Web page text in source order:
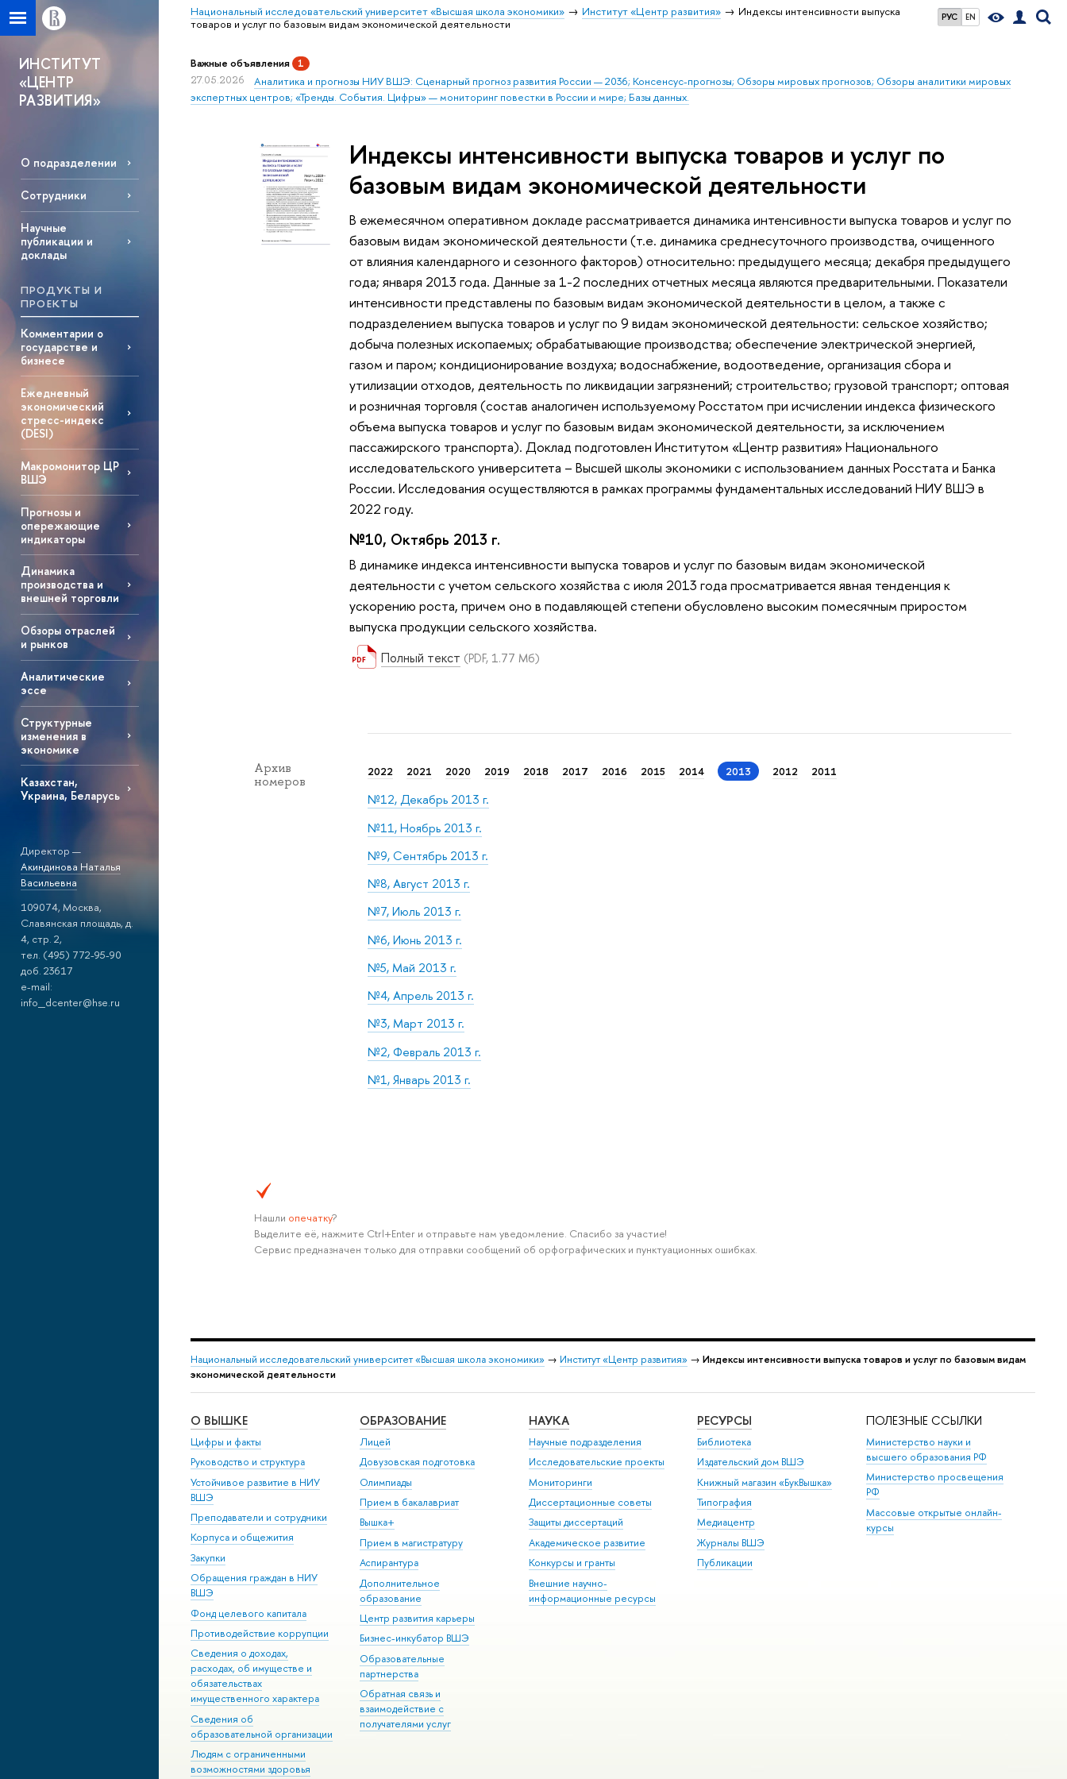
РУС EN
Национальный исследовательский университет «Высшая школа экономики» Институт «Центр развития»
Индексы интенсивности выпуска
товаров и услуг по базовым видам экономической деятельности
ИНСТИТУТ
«ЦЕНТР
РАЗВИТИЯ»
О подразделении
Сотрудники
Научные
публикации и
доклады
ПРОДУКТЫ И
ПРОЕКТЫ
Комментарии о
государстве и
бизнесе
Ежедневный
экономический
стресс-индекс
(DESI)
Макромонитор ЦР
ВШЭ
Прогнозы и
опережающие
индикаторы
Динамика
производства и
внешней торговли
Обзоры отраслей
и рынков
Аналитические
эссе
Структурные
изменения в
экономике
Казахстан,
Украина, Беларусь
Директор —
Акиндинова Наталья
Васильевна
109074, Москва,
Славянская площадь, д.
4, стр. 2,
тел. (495) 772-95-90
доб. 23617
e-mail:
info_dcenter@hse.ru
Важные объявления 1
27.05.2026
Аналитика и прогнозы НИУ ВШЭ: Сценарный прогноз развития России — 2036; Консенсус-прогнозы; Обзоры мировых прогнозов; Обзоры аналитики мировых
экспертных центров; «Тренды. События. Цифры» — мониторинг повестки в России и мире; Базы данных.
Индексы интенсивности выпуска товаров и услуг по
базовым видам экономической деятельности
В ежемесячном оперативном докладе рассматривается динамика интенсивности выпуска товаров и услуг по
базовым видам экономической деятельности (т.е. динамика среднесуточного производства, очищенного
от влияния календарного и сезонного факторов) относительно: предыдущего месяца; декабря предыдущего
года; января 2013 года. Данные за 1-2 последних отчетных месяца являются предварительными. Показатели
интенсивности представлены по базовым видам экономической деятельности в целом, а также с
подразделением выпуска товаров и услуг по 9 видам экономической деятельности: сельское хозяйство;
добыча полезных ископаемых; обрабатывающие производства; обеспечение электрической энергией,
газом и паром; кондиционирование воздуха; водоснабжение, водоотведение, организация сбора и
утилизации отходов, деятельность по ликвидации загрязнений; строительство; грузовой транспорт; оптовая
и розничная торговля (состав аналогичен используемому Росстатом при исчислении индекса физического
объема выпуска товаров и услуг по базовым видам экономической деятельности, за исключением
пассажирского транспорта). Доклад подготовлен Институтом «Центр развития» Национального
исследовательского университета – Высшей школы экономики с использованием данных Росстата и Банка
России. Исследования осуществляются в рамках программы фундаментальных исследований НИУ ВШЭ в
2022 году.
№10, Октябрь 2013 г.
В динамике индекса интенсивности выпуска товаров и услуг по базовым видам экономической
деятельности с учетом сельского хозяйства с июля 2013 года просматривается явная тенденция к
ускорению роста, причем оно в подавляющей степени обусловлено высоким помесячным приростом
выпуска продукции сельского хозяйства.
Полный текст (PDF, 1.77 Мб)
Архив
номеров
2022 2021 2020 2019 2018 2017 2016 2015 2014 2013 2012 2011
№12, Декабрь 2013 г.
№11, Ноябрь 2013 г.
№9, Сентябрь 2013 г.
№8, Август 2013 г.
№7, Июль 2013 г.
№6, Июнь 2013 г.
№5, Май 2013 г.
№4, Апрель 2013 г.
№3, Март 2013 г.
№2, Февраль 2013 г.
№1, Январь 2013 г.
Нашли опечатку?
Выделите её, нажмите Ctrl+Enter и отправьте нам уведомление. Спасибо за участие!
Сервис предназначен только для отправки сообщений об орфографических и пунктуационных ошибках.
Национальный исследовательский университет «Высшая школа экономики» → Институт «Центр развития» → Индексы интенсивности выпуска товаров и услуг по базовым видам
экономической деятельности
О ВЫШКЕ
Цифры и факты
Руководство и структура
Устойчивое развитие в НИУ
ВШЭ
Преподаватели и сотрудники
Корпуса и общежития
Закупки
Обращения граждан в НИУ
ВШЭ
Фонд целевого капитала
Противодействие коррупции
Сведения о доходах,
расходах, об имуществе и
обязательствах
имущественного характера
Сведения об
образовательной организации
Людям с ограниченными
возможностями здоровья
ОБРАЗОВАНИЕ
Лицей
Довузовская подготовка
Олимпиады
Прием в бакалавриат
Вышка+
Прием в магистратуру
Аспирантура
Дополнительное
образование
Центр развития карьеры
Бизнес-инкубатор ВШЭ
Образовательные
партнерства
Обратная связь и
взаимодействие с
получателями услуг
НАУКА
Научные подразделения
Исследовательские проекты
Мониторинги
Диссертационные советы
Защиты диссертаций
Академическое развитие
Конкурсы и гранты
Внешние научно-
информационные ресурсы
РЕСУРСЫ
Библиотека
Издательский дом ВШЭ
Книжный магазин «БукВышка»
Типография
Медиацентр
Журналы ВШЭ
Публикации
ПОЛЕЗНЫЕ ССЫЛКИ
Министерство науки и
высшего образования РФ
Министерство просвещения
РФ
Массовые открытые онлайн-
курсы